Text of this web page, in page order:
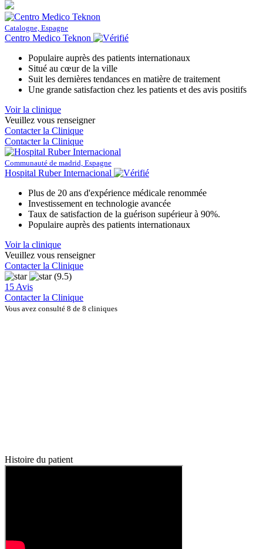
Catalogne, Espagne
Centro Medico Teknon
Populaire auprès des patients internationaux
Situé au cœur de la ville
Suit les dernières tendances en matière de traitement
Une grande satisfaction chez les patients et des avis positifs
Voir la clinique
Veuillez vous renseigner
Contacter la Clinique
Contacter la Clinique
Communauté de madrid, Espagne
Hospital Ruber Internacional
Plus de 20 ans d'expérience médicale renommée
Investissement en technologie avancée
Taux de satisfaction de la guérison supérieur à 90%.
Populaire auprès des patients internationaux
Voir la clinique
Veuillez vous renseigner
Contacter la Clinique
(9.5)
15 Avis
Contacter la Clinique
Vous avez consulté 8 de 8 cliniques
Histoire du patient